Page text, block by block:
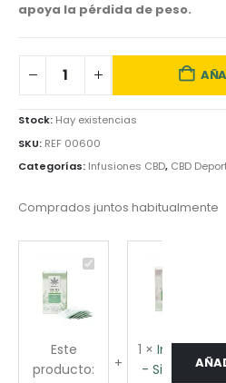
apoya la pérdida de peso.
Stock: Hay existencias
SKU: REF 00600
Categorías: Infusiones CBD, CBD
Comprados juntos habitualmente
Infusión
Este
producto:
1 × Infusión
- Sistema